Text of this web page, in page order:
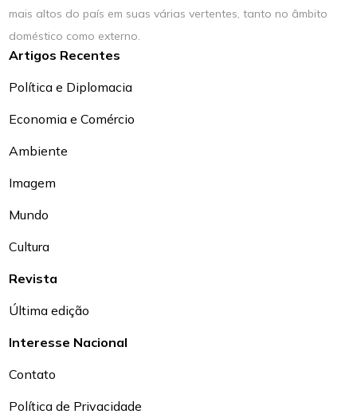
mais altos do país em suas várias vertentes, tanto no âmbito
doméstico como externo.
Artigos Recentes
Política e Diplomacia
Economia e Comércio
Ambiente
Imagem
Mundo
Cultura
Revista
Última edição
Interesse Nacional
Contato
Política de Privacidade